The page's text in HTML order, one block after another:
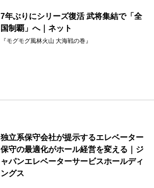
7年ぶりにシリーズ復活 武将集結で「全
国制覇」へ｜ネット
『モグモグ風林火山 大海戦の巻』
独立系保守会社が提示するエレベーター
保守の最適化がホール経営を変える｜ジ
ャパンエレベーターサービスホールディ
ングス